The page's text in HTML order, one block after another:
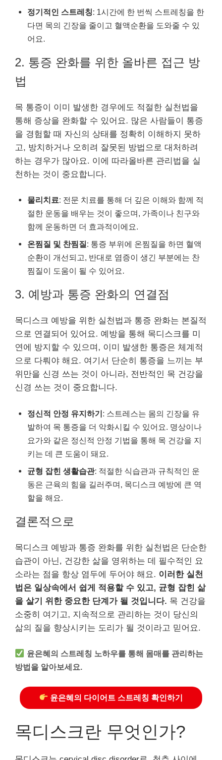
정기적인 스트레칭: 1시간에 한 번씩 스트레칭을 한
다면 목의 긴장을 줄이고 혈액순환을 도와줄 수 있
어요.
2. 통증 완화를 위한 올바른 접근 방
법
목 통증이 이미 발생한 경우에도 적절한 실천법을
통해 증상을 완화할 수 있어요. 많은 사람들이 통증
을 경험할 때 자신의 상태를 정확히 이해하지 못하
고, 방치하거나 오히려 잘못된 방법으로 대처하려
하는 경우가 많아요. 이에 따라올바른 관리법을 실
천하는 것이 중요합니다.
물리치료: 전문 치료를 통해 더 깊은 이해와 함께 적
절한 운동을 배우는 것이 좋으며, 가족이나 친구와
함께 운동하면 더 효과적이에요.
온찜질 및 찬찜질: 통증 부위에 온찜질을 하면 혈액
순환이 개선되고, 반대로 염증이 생긴 부분에는 찬
찜질이 도움이 될 수 있어요.
3. 예방과 통증 완화의 연결점
목디스크 예방을 위한 실천법과 통증 완화는 본질적
으로 연결되어 있어요. 예방을 통해 목디스크를 미
연에 방지할 수 있으며, 이미 발생한 통증은 체계적
으로 다뤄야 해요. 여기서 단순히 통증을 느끼는 부
위만을 신경 쓰는 것이 아니라, 전반적인 목 건강을
신경 쓰는 것이 중요합니다.
정신적 안정 유지하기: 스트레스는 몸의 긴장을 유
발하여 목 통증을 더 악화시킬 수 있어요. 명상이나
요가와 같은 정신적 안정 기법을 통해 목 건강을 지
키는 데 큰 도움이 돼요.
균형 잡힌 생활습관: 적절한 식습관과 규칙적인 운
동은 근육의 힘을 길러주며, 목디스크 예방에 큰 역
할을 해요.
결론적으로
목디스크 예방과 통증 완화를 위한 실천법은 단순한
습관이 아닌, 건강한 삶을 영위하는 데 필수적인 요
소라는 점을 항상 염두에 두어야 해요. 이러한 실천
법은 일상속에서 쉽게 적용할 수 있고, 균형 잡힌 삶
을 살기 위한 중요한 단계가 될 것입니다. 목 건강을
소중히 여기고, 지속적으로 관리하는 것이 당신의
삶의 질을 향상시키는 도리가 될 것이라고 믿어요.
윤은혜의 스트레칭 노하우를 통해 몸매를 관리하는
방법을 알아보세요.
윤은혜의 다이어트 스트레칭 확인하기
목디스크란 무엇인가?